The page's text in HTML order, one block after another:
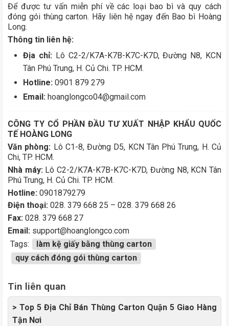
Để được tư vấn miễn phí về các loại bao bì và quy cách
đóng gói thùng carton. Hãy liên hệ ngay đến Bao bì Hoàng
Long.
Thông tin liên hệ:
Địa chỉ:Lô C2-2/K7A-K7B-K7C-K7D, Đường N8, KCN
Tân Phú Trung, H. Củ Chi. TP. HCM.
Hotline: 0901 879 279
Email: hoanglongco04@gmail.com
CÔNG TY CỔ PHẦN ĐẦU TƯ XUẤT NHẬP KHẨU QUỐC
TẾ HOÀNG LONG
Văn phòng: Lô C1-8, Đường D5, KCN Tân Phú Trung, H. Củ
Chi, TP. HCM.
Nhà máy: Lô C2-2/K7A-K7B-K7C-K7D, Đường N8, KCN Tân
Phú Trung, H. Củ Chi. TP. HCM.
Hotline: 0901879279
Điện thoại: 028. 379 668 25 – 028. 379 668 26
Fax: 028. 379 668 27
Email: support@hoanglongco.com
Tags:
làm kệ giấy bằng thùng carton
quy cách đóng gói thùng carton
Tin liên quan
> Top 5 Địa Chỉ Bán Thùng Carton Quận 5 Giao Hàng
Tận Nơi